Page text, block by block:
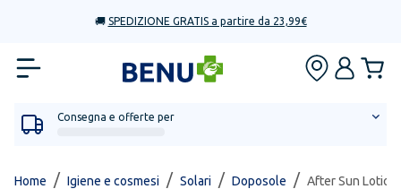
🚚 SPEDIZIONE GRATIS a partire da 23,99€
Consegna e offerte per
Home / Igiene e cosmesi / Solari / Doposole / After Sun Lotion